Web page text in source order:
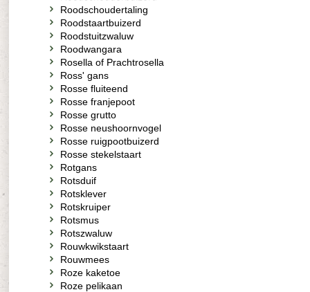
Roodschoudertaling
Roodstaartbuizerd
Roodstuitzwaluw
Roodwangara
Rosella of Prachtrosella
Ross' gans
Rosse fluiteend
Rosse franjepoot
Rosse grutto
Rosse neushoornvogel
Rosse ruigpootbuizerd
Rosse stekelstaart
Rotgans
Rotsduif
Rotsklever
Rotskruiper
Rotsmus
Rotszwaluw
Rouwkwikstaart
Rouwmees
Roze kaketoe
Roze pelikaan